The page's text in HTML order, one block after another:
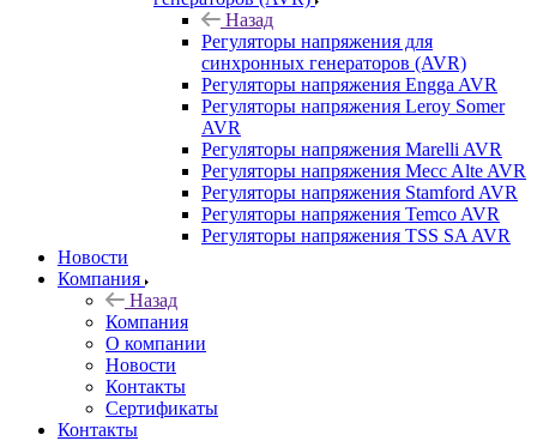
Назад
Регуляторы напряжения для
синхронных генераторов (AVR)
Регуляторы напряжения Engga AVR
Регуляторы напряжения Leroy Somer
AVR
Регуляторы напряжения Marelli AVR
Регуляторы напряжения Mecc Alte AVR
Регуляторы напряжения Stamford AVR
Регуляторы напряжения Temco AVR
Регуляторы напряжения TSS SA AVR
Новости
Компания
Назад
Компания
О компании
Новости
Контакты
Сертификаты
Контакты